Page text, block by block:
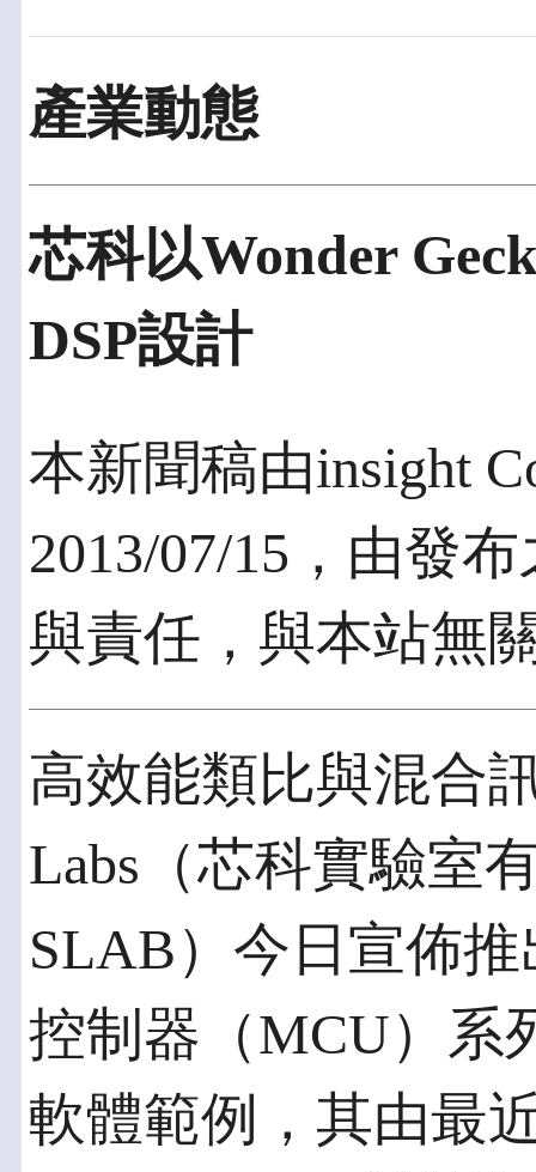
產業動態
芯科以Wonder
DSP設計
本新聞稿由insight
2013/07/15，由發
與責任，與本站無
高效能類比與混合
Labs（芯科實驗室
SLAB）今日宣佈推
控制器（MCU）系
軟體範例，其由最